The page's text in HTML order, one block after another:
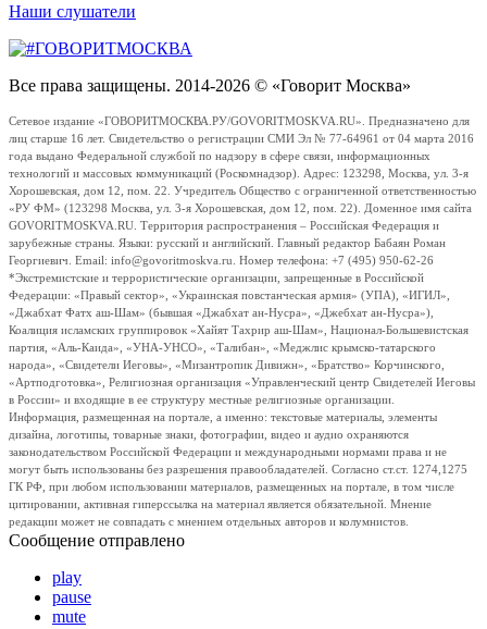
Наши слушатели
Все права защищены. 2014-2026 © «Говорит Москва»
Сетевое издание «ГОВОРИТМОСКВА.РУ/GOVORITMOSKVA.RU». Предназначено для
лиц старше 16 лет. Свидетельство о регистрации СМИ Эл № 77-64961 от 04 марта 2016
года выдано Федеральной службой по надзору в сфере связи, информационных
технологий и массовых коммуникаций (Роскомнадзор). Адрес: 123298, Москва, ул. 3-я
Хорошевская, дом 12, пом. 22. Учредитель Общество с ограниченной ответственностью
«РУ ФМ» (123298 Москва, ул. 3-я Хорошевская, дом 12, пом. 22). Доменное имя сайта
GOVORITMOSKVA.RU. Территория распространения – Российская Федерация и
зарубежные страны. Языки: русский и английский. Главный редактор Бабаян Роман
Георгиевич. Email: info@govoritmoskva.ru. Номер телефона: +7 (495) 950-62-26
*Экстремистские и террористические организации, запрещенные в Российской
Федерации: «Правый сектор», «Украинская повстанческая армия» (УПА), «ИГИЛ»,
«Джабхат Фатх аш-Шам» (бывшая «Джабхат ан-Нусра», «Джебхат ан-Нусра»),
Коалиция исламских группировок «Хайят Тахрир аш-Шам», Национал-Большевистская
партия, «Аль-Каида», «УНА-УНСО», «Талибан», «Меджлис крымско-татарского
народа», «Свидетели Иеговы», «Мизантропик Дивижн», «Братство» Корчинского,
«Артподготовка», Религиозная организация «Управленческий центр Свидетелей Иеговы
в России» и входящие в ее структуру местные религиозные организации.
Информация, размещенная на портале, а именно: текстовые материалы, элементы
дизайна, логотипы, товарные знаки, фотографии, видео и аудио охраняются
законодательством Российской Федерации и международными нормами права и не
могут быть использованы без разрешения правообладателей. Согласно ст.ст. 1274,1275
ГК РФ, при любом использовании материалов, размещенных на портале, в том числе
цитировании, активная гиперссылка на материал является обязательной. Мнение
редакции может не совпадать с мнением отдельных авторов и колумнистов.
Сообщение отправлено
play
pause
mute